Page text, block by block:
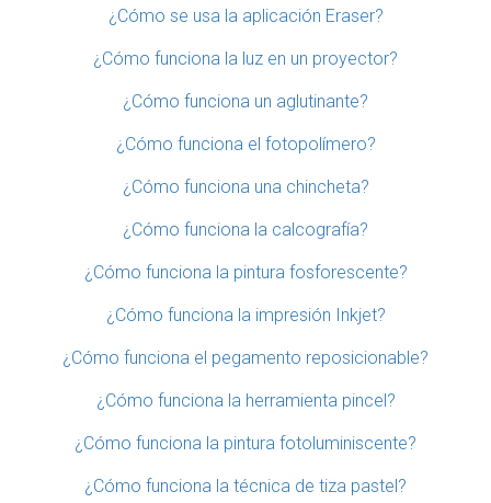
¿Cómo se usa la aplicación Eraser?
¿Cómo funciona la luz en un proyector?
¿Cómo funciona un aglutinante?
¿Cómo funciona el fotopolímero?
¿Cómo funciona una chincheta?
¿Cómo funciona la calcografía?
¿Cómo funciona la pintura fosforescente?
¿Cómo funciona la impresión Inkjet?
¿Cómo funciona el pegamento reposicionable?
¿Cómo funciona la herramienta pincel?
¿Cómo funciona la pintura fotoluminiscente?
¿Cómo funciona la técnica de tiza pastel?